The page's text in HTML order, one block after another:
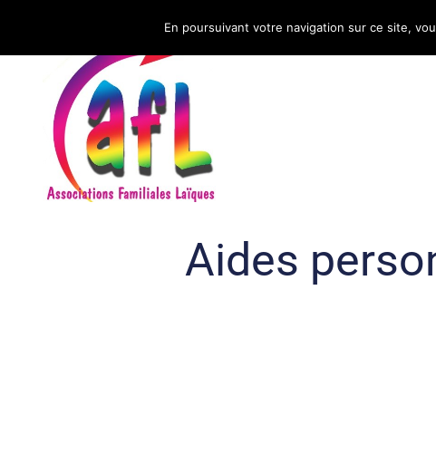
CNAFAL
Aides
En poursuivant votre navigation sur ce site,